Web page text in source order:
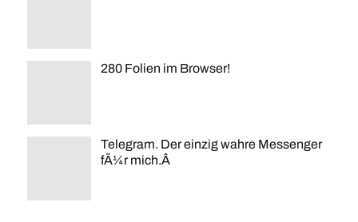
280 Folien im Browser!
Telegram. Der einzig wahre Messenger
fÃ¼r mich.Â